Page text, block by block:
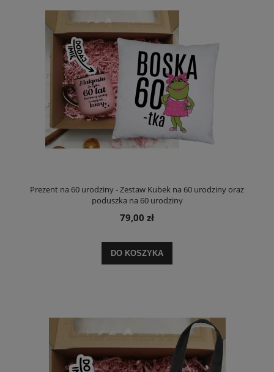
Prezent na 60 urodziny - Zestaw Kubek na 60 urodziny oraz
poduszka na 60 urodziny
79,00 zł
DO KOSZYKA